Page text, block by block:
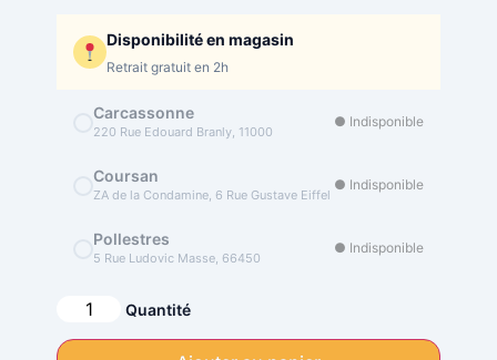
Disponibilité en magasin
Retrait gratuit en 2h
Carcassonne
220 Rue Edouard Branly, 11000
● Indisponible
Coursan
ZA de la Condamine, 6 Rue Gustave Eiffel
● Indisponible
Pollestres
5 Rue Ludovic Masse, 66450
● Indisponible
Quantité